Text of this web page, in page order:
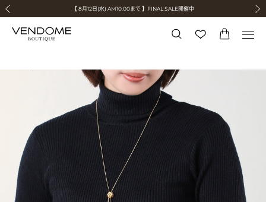
旭山動物園 "もっと夢" 基金 × ヴァンドームブティック
令和8年熊本地震の影響による荷物のお届けについて
【 8月12日(水) AM10:00まで 】FINAL SALE開催中
≪秋のムードを感じる≫ Early Fall Collection
スタイリスト細見佳代氏が提案する、サマースタイリング
≪贈り物におすすめ ≫ Gift Selection
VENDOME BOUTIQUE × MAISON N.H PARIS
旭山動物園 "もっと夢" 基金 × ヴァンドームブティック
令和8年熊本地震の影響による荷物のお届けについて
前の画像